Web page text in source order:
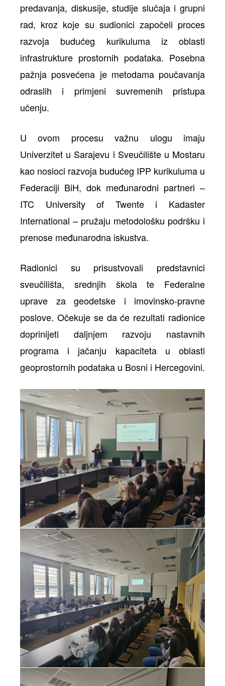
predavanja, diskusije, studije slučaja i grupni
rad, kroz koje su sudionici započeli proces
razvoja budućeg kurikuluma iz oblasti
infrastrukture prostornih podataka. Posebna
pažnja posvećena je metodama poučavanja
odraslih i primjeni suvremenih pristupa
učenju.
U ovom procesu važnu ulogu imaju
Univerzitet u Sarajevu i Sveučilište u Mostaru
kao nosioci razvoja budućeg IPP kurikuluma u
Federaciji BiH, dok međunarodni partneri –
ITC University of Twente i Kadaster
International – pružaju metodološku podršku i
prenose međunarodna iskustva.
Radionici su prisustvovali predstavnici
sveučilišta, srednjih škola te Federalne
uprave za geodetske i imovinsko-pravne
poslove. Očekuje se da će rezultati radionice
doprinijeti daljnjem razvoju nastavnih
programa i jačanju kapaciteta u oblasti
geoprostornih podataka u Bosni i Hercegovini.